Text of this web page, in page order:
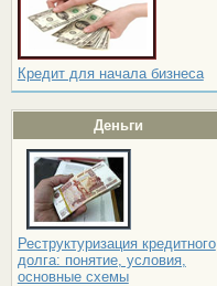
Кредит для начала бизнеса
Деньги
Реструктуризация кредитного
долга: понятие, условия,
основные схемы